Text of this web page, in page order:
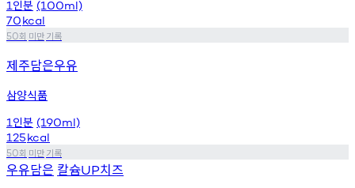
1 인분 (100ml)
70kcal
50회 미만기록
제주담은우유
삼양식품
1 인분 (190ml)
125kcal
50회 미만기록
우유담은 칼슘UP치즈